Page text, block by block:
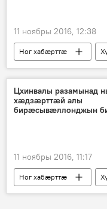
11 ноябры 2016, 12:38
Ног хабӕрттӕ
Цхинвалы разамынад
хӕдзӕрттӕй алы
бирӕсывӕллонджын
11 ноябры 2016, 11:17
Ног хабӕрттӕ